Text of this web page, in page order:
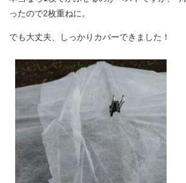
ったので2枚重ねに。
でも大丈夫、しっかりカバーできました！